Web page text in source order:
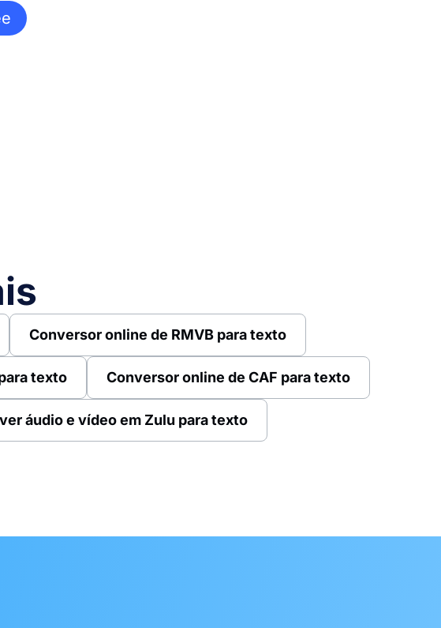
Conversor online de RMVB para texto
texto Conversor online de CAF para texto
áudio e vídeo em Zulu para texto